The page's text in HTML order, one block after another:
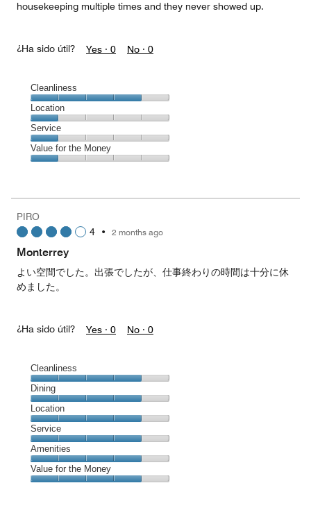
housekeeping multiple times and they never showed up.
¿Ha sido útil? Yes · 0 No · 0
Cleanliness
Cleanliness,
4
out
of
5
Location
Location,
1
out
Service
Service,
1
5
Value for the Money
1
out
PIRO
4 • 2 months ago
Monterrey
よい空間でした。出張でしたが、仕事終わりの時間は十分に休
めました。
¿Ha sido útil? Yes · 0 No · 0
Cleanliness
Cleanliness,
4
out
of
5
Dining
Dining,
4
out
of
5
Location
Location,
4
out
of
5
Service
Service,
4
out
Amenities
Amenities,
4
Value for the Money